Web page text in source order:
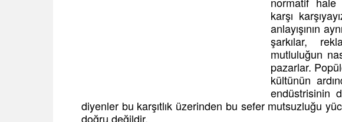
karşı
anlayışının
şarkılar,
mutluluğun
pazarlar.
kültünün
endüstrisinin
diyenler bu karşıtlık üzerinden bu sefer mutsuzluğu
doğru değildir.